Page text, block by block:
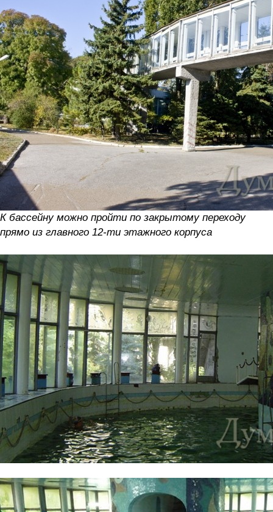
К бассейну можно пройти по закрытому переходу
прямо из главного 12-ти этажного корпуса